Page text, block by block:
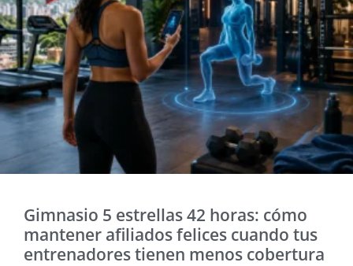
Gimnasio 5 estrellas 42 horas: cómo
mantener afiliados felices cuando tus
entrenadores tienen menos cobertura